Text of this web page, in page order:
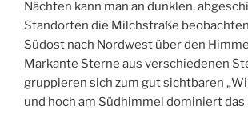
Nächten kann man an dunklen,
Standorten die Milchstraße
Südost nach Nordwest über den
Markante Sterne aus verschiedenen
gruppieren sich zum gut sichtbaren
und hoch am Südhimmel dominiert